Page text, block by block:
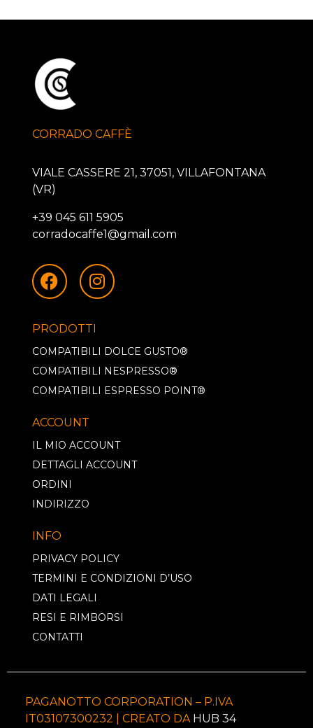
CORRADO CAFFÈ
VIALE CASSERE 21, 37051, VILLAFONTANA
(VR)
+39 045 611 5905
corradocaffe1@gmail.com
PRODOTTI
COMPATIBILI DOLCE GUSTO®
COMPATIBILI NESPRESSO®
COMPATIBILI ESPRESSO POINT®
ACCOUNT
IL MIO ACCOUNT
DETTAGLI ACCOUNT
ORDINI
INDIRIZZO
INFO
PRIVACY POLICY
TERMINI E CONDIZIONI D’USO
DATI LEGALI
RESI E RIMBORSI
CONTATTI
PAGANOTTO CORPORATION – P.IVA
IT03107300232 | CREATO DA HUB 34